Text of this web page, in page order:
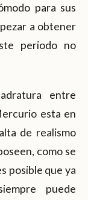
para sus
a obtener
periodo no
entre
esta en
de realismo
como se
posible que ya
puede